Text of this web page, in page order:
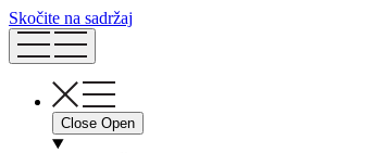
Skočite na sadržaj
Close Open